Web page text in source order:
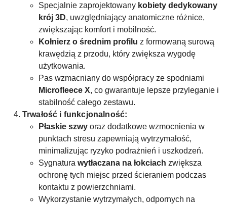
Specjalnie zaprojektowany kobiety dedykowany
krój 3D, uwzględniający anatomiczne różnice,
zwiększając komfort i mobilność.
Kołnierz o średnim profilu z formowaną surową
krawędzią z przodu, który zwiększa wygodę
użytkowania.
Pas wzmacniany do współpracy ze spodniami
Microfleece X, co gwarantuje lepsze przyleganie i
stabilność całego zestawu.
Trwałość i funkcjonalność:
Płaskie szwy oraz dodatkowe wzmocnienia w
punktach stresu zapewniają wytrzymałość,
minimalizując ryzyko podrażnień i uszkodzeń.
Sygnatura wytłaczana na łokciach zwiększa
ochronę tych miejsc przed ścieraniem podczas
kontaktu z powierzchniami.
Wykorzystanie wytrzymałych, odpornych na